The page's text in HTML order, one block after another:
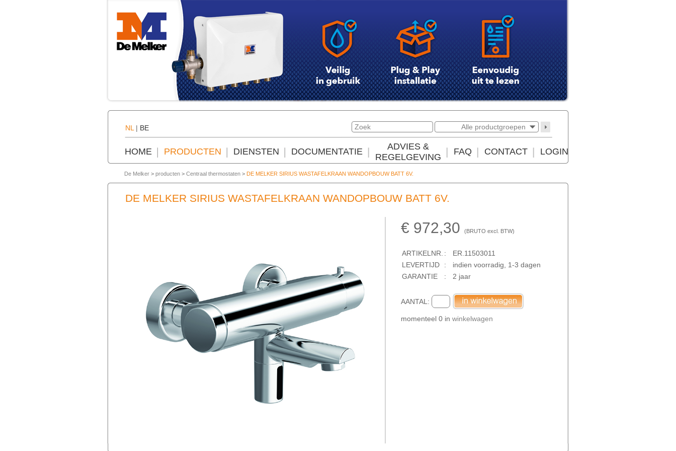
NL | BE Alle productgroepen
HOME PRODUCTEN DIENSTEN DOCUMENTATIE
ADVIES &
REGELGEVING
FAQ CONTACT LOGIN
De Melker > producten > Centraal thermostaten > DE MELKER SIRIUS WASTAFELKRAAN WANDOPBOUW BATT 6V.
DE MELKER SIRIUS WASTAFELKRAAN WANDOPBOUW BATT 6V.
€ 972,30 (BRUTO excl. BTW)
ARTIKELNR. :
ER.11503011
LEVERTIJD
:
indien voorradig, 1-3 dagen
GARANTIE
: 2 jaar
AANTAL:
momenteel 0 in winkelwagen